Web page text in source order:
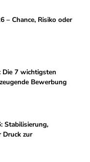
– Chance, Risiko oder
Die 7 wichtigsten
Bewerbung
Stabilisierung,
zur